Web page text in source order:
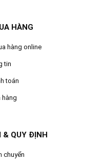
HÀNG
hàng online
tin
toán
hàng
& QUY ĐỊNH
chuyển